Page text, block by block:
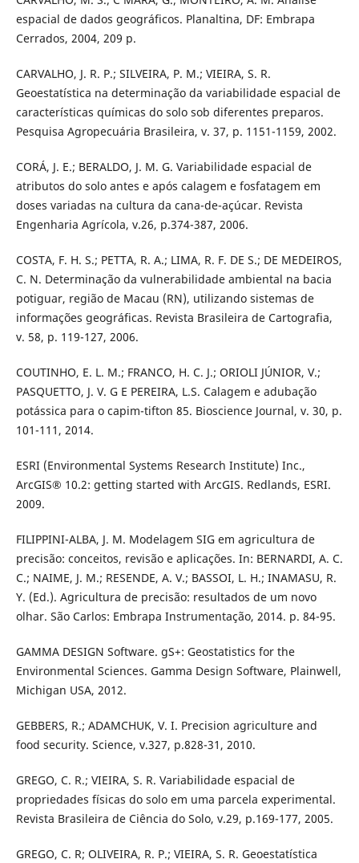
espacial de dados geográficos. Planaltina, DF: Embrapa
Cerrados, 2004, 209 p.
CARVALHO, J. R. P.; SILVEIRA, P. M.; VIEIRA, S. R.
Geoestatística na determinação da variabilidade espacial de
características químicas do solo sob diferentes preparos.
Pesquisa Agropecuária Brasileira, v. 37, p. 1151-1159, 2002.
CORÁ, J. E.; BERALDO, J. M. G. Variabilidade espacial de
atributos do solo antes e após calagem e fosfatagem em
doses variadas na cultura da cana-de-açúcar. Revista
Engenharia Agrícola, v.26, p.374-387, 2006.
COSTA, F. H. S.; PETTA, R. A.; LIMA, R. F. DE S.; DE MEDEIROS,
C. N. Determinação da vulnerabilidade ambiental na bacia
potiguar, região de Macau (RN), utilizando sistemas de
informações geográficas. Revista Brasileira de Cartografia,
v. 58, p. 119-127, 2006.
COUTINHO, E. L. M.; FRANCO, H. C. J.; ORIOLI JÚNIOR, V.;
PASQUETTO, J. V. G E PEREIRA, L.S. Calagem e adubação
potássica para o capim-tifton 85. Bioscience Journal, v. 30, p.
101-111, 2014.
ESRI (Environmental Systems Research Institute) Inc.,
ArcGIS® 10.2: getting started with ArcGIS. Redlands, ESRI.
2009.
FILIPPINI-ALBA, J. M. Modelagem SIG em agricultura de
precisão: conceitos, revisão e aplicações. In: BERNARDI, A. C.
C.; NAIME, J. M.; RESENDE, A. V.; BASSOI, L. H.; INAMASU, R.
Y. (Ed.). Agricultura de precisão: resultados de um novo
olhar. São Carlos: Embrapa Instrumentação, 2014. p. 84-95.
GAMMA DESIGN Software. gS+: Geostatistics for the
Environmental Sciences. Gamma Design Software, Plainwell,
Michigan USA, 2012.
GEBBERS, R.; ADAMCHUK, V. I. Precision agriculture and
food security. Science, v.327, p.828-31, 2010.
GREGO, C. R.; VIEIRA, S. R. Variabilidade espacial de
propriedades físicas do solo em uma parcela experimental.
Revista Brasileira de Ciência do Solo, v.29, p.169-177, 2005.
GREGO, C. R; OLIVEIRA, R. P.; VIEIRA, S. R. Geoestatística